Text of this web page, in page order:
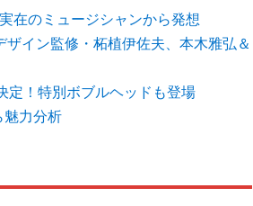
在のミュージシャンから発想
イン監修・柘植伊佐夫、本木雅弘＆
定！特別ボブルヘッドも登場
力分析